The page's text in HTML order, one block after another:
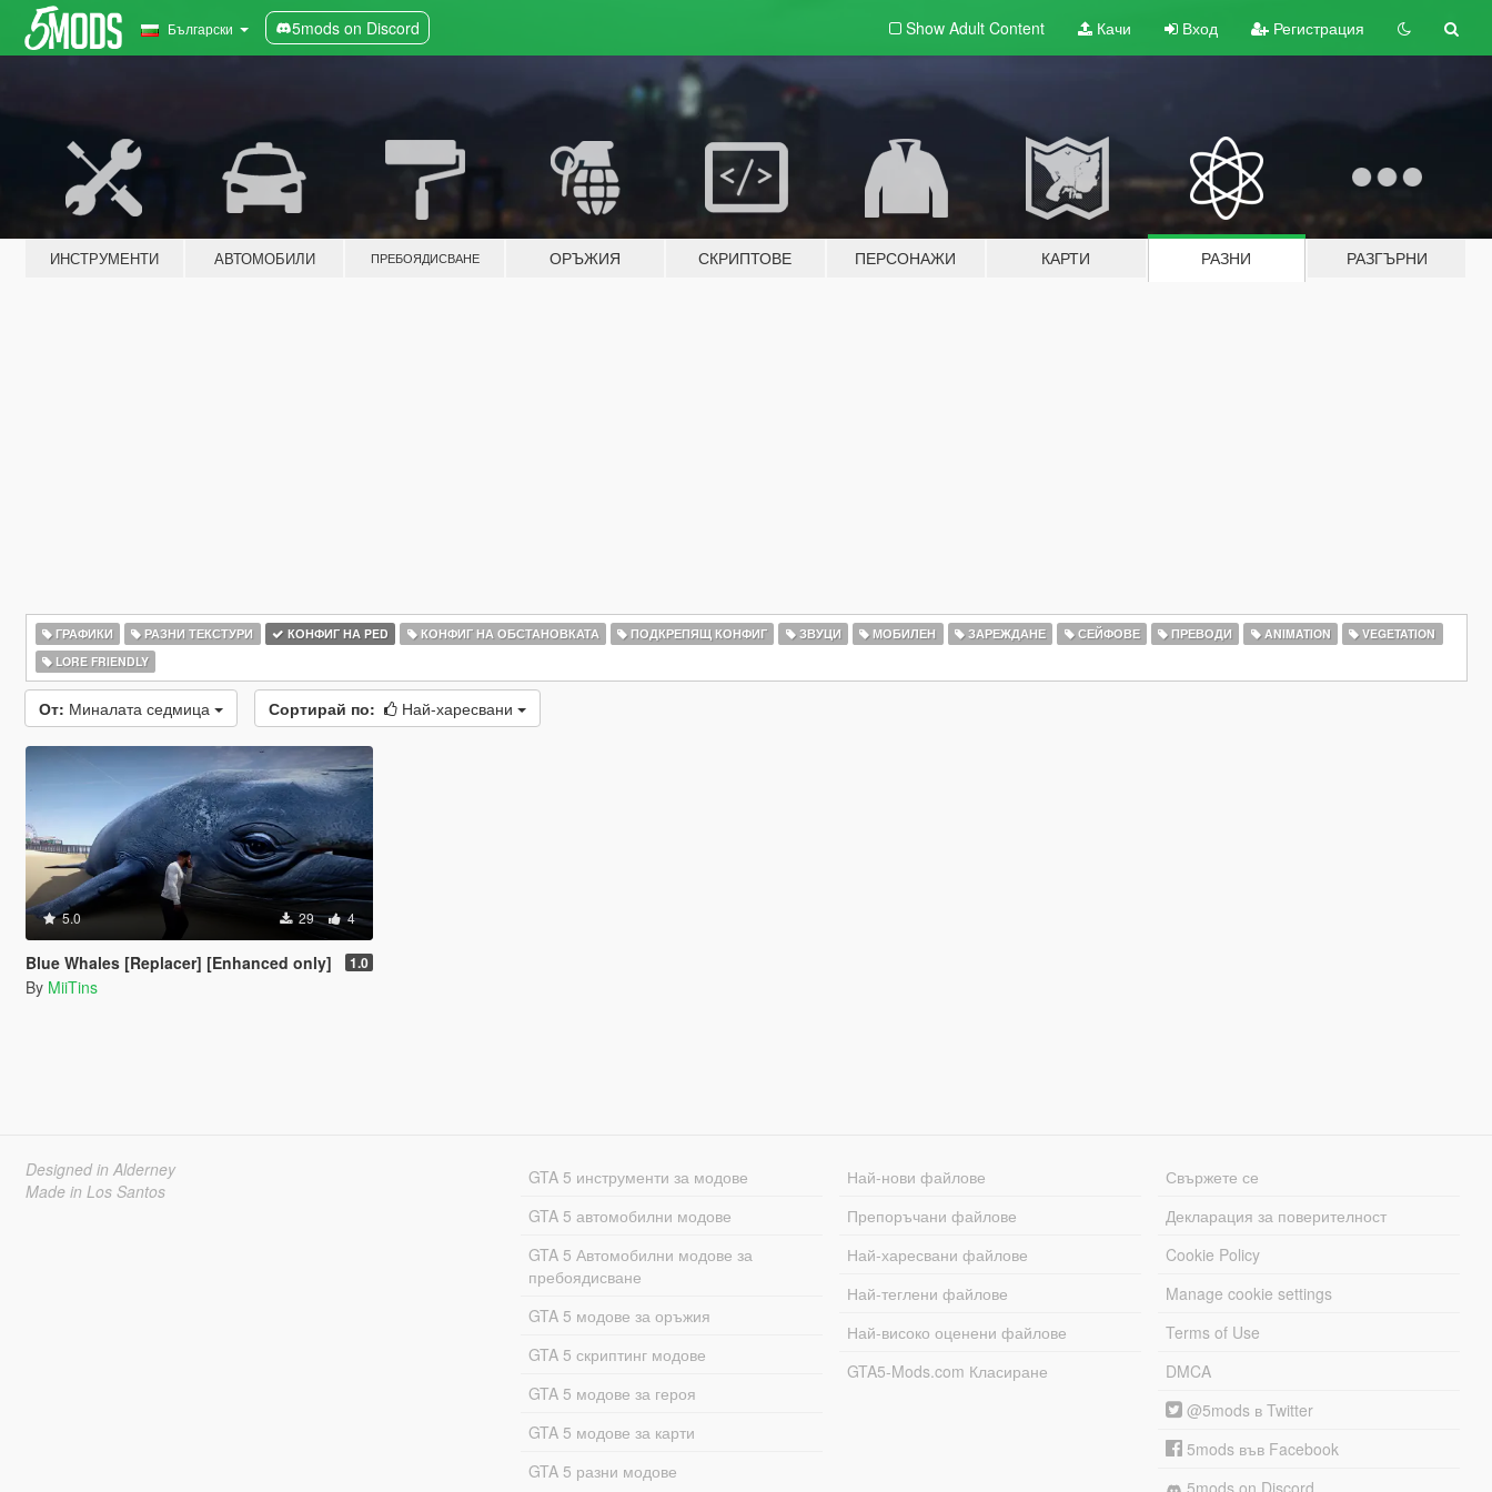
Български 5mods on Discord Show Adult Content Качи Вход Регистрация
ИНСТРУМЕНТИ АВТОМОБИЛИ ПРЕБОЯДИСВАНЕ ОРЪЖИЯ СКРИПТОВЕ ПЕРСОНАЖИ КАРТИ РАЗНИ РАЗГЪРНИ
ГРАФИКИ РАЗНИ ТЕКСТУРИ КОНФИГ НА PED КОНФИГ НА ОБСТАНОВКАТА ПОДКРЕПЯЩ КОНФИГ ЗВУЦИ МОБИЛЕН ЗАРЕЖДАНЕ СЕЙФОВЕ ПРЕВОДИ ANIMATION
VEGETATION
LORE FRIENDLY
От: Миналата седмица Сортирай по: Най-харесвани
5.0 29 4
Blue Whales [Replacer] [Enhanced only] 1.0
By MiiTins
Designed in Alderney
Made in Los Santos
GTA 5 инструменти за модове
GTA 5 автомобилни модове
GTA 5 Автомобилни модове за
пребоядисване
GTA 5 модове за оръжия
GTA 5 скриптинг модове
GTA 5 модове за героя
GTA 5 модове за карти
GTA 5 разни модове
Най-нови файлове
Препоръчани файлове
Най-харесвани файлове
Най-теглени файлове
Най-високо оценени файлове
GTA5-Mods.com Класиране
Свържете се
Декларация за поверителност
Cookie Policy
Manage cookie settings
Terms of Use
DMCA
@5mods в Twitter
5mods във Facebook
5mods on Discord